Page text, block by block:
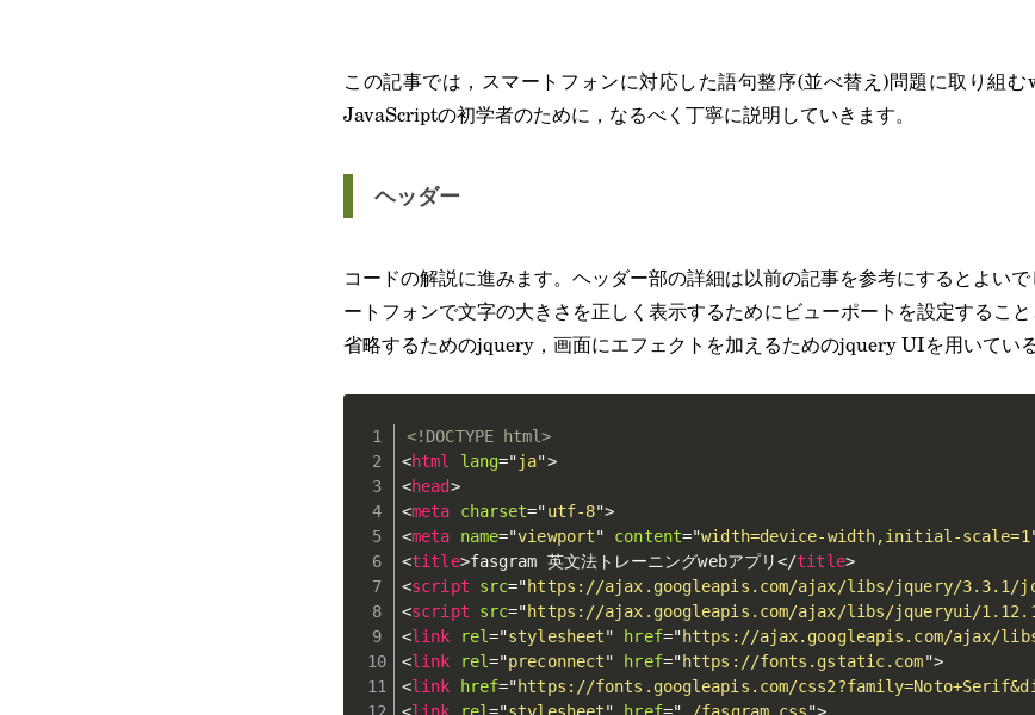
この記事では，スマートフォンに対応した語句整序(並べ替え)問題に取り組む
JavaScriptの初学者のために，なるべく丁寧に説明していきます。
ヘッダー
コードの解説に進みます。ヘッダー部の詳細は以前の記事を参考にするとよい
ートフォンで文字の大きさを正しく表示するためにビューポートを設定するこ
省略するためのjquery，画面にエフェクトを加えるためのjquery UIを用いている
<!DOCTYPE html>
<html lang="ja">
<head>
<meta charset="utf-8">
<meta name="viewport" content="width=device-width,initial-scale=1
<title>fasgram 英文法トレーニングwebアプリ</title>
<script src="https://ajax.googleapis.com/ajax/libs/jquery/3.3.1/
<script src="https://ajax.googleapis.com/ajax/libs/jqueryui/
<link rel="stylesheet" href="https://ajax.googleapis.com/ajax/
<link rel="preconnect" href="https://fonts.gstatic.com">
<link href="https://fonts.googleapis.com/
<link rel="stylesheet" href=" ./fasgram.css">